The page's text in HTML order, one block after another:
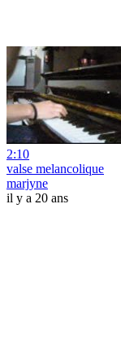
2:10
valse melancolique
marjyne
il y a 20 ans